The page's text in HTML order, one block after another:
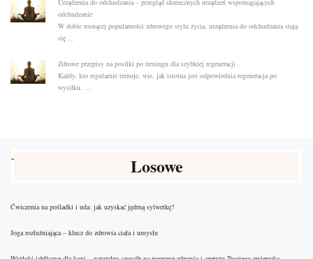
Urządzenia do odchudzania – przegląd skutecznych urządzeń wspomagających
odchudzanie
W dobie rosnącej popularności zdrowego stylu życia, urządzenia do odchudzania stają
się …
Zdrowe przepisy na posiłki po treningu dla szybkiej regeneracji
Każdy, kto regularnie trenuje, wie, jak istotna jest odpowiednia regeneracja po
wysiłku. …
Losowe
Ćwiczenia na pośladki i uda: jak uzyskać jędrną sylwetkę?
Joga rozluźniająca – klucz do zdrowia ciała i umysłu